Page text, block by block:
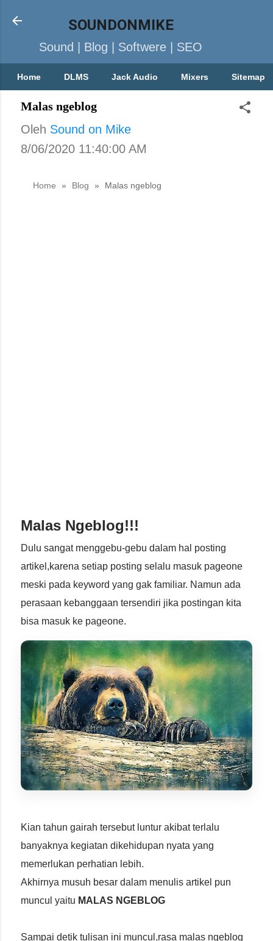
SOUNDONMIKE
Sound | Blog | Softwere | SEO
Home DLMS Jack Audio Mixers Sitemap
Malas ngeblog
Oleh Sound on Mike
8/06/2020 11:40:00 AM
Home » Blog » Malas ngeblog
Malas Ngeblog!!!
Dulu sangat menggebu-gebu dalam hal posting
artikel,karena setiap posting selalu masuk pageone
meski pada keyword yang gak familiar. Namun ada
perasaan kebanggaan tersendiri jika postingan kita
bisa masuk ke pageone.
Kian tahun gairah tersebut luntur akibat terlalu
banyaknya kegiatan dikehidupan nyata yang
memerlukan perhatian lebih.
Akhirnya musuh besar dalam menulis artikel pun
muncul yaitu MALAS NGEBLOG
Sampai detik tulisan ini muncul,rasa malas ngeblog